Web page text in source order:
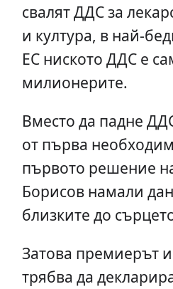
свалят ДДС за
и култура, в най-
ЕС ниското ДДС е
милионерите.
Вместо да падне
от първа
първото решение
Борисов намали
близките до
Затова премиерът
трябва да